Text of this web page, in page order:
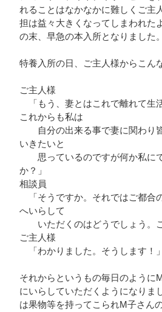
れることはなかなかに難しくご主
担は益々大きくなってしまわれた
の末、早急の本入所となりました。
特養入所の日、ご主人様からこん
ご主人様
「もう、妻とはこれで離れて生
これからも私は
自分の出来る事で妻に関わり
いきたいと
思っているのですが何か私に
か？」
相談員
「そうですか。それではご都合
へいらして
いただくのはどうでしょう。こ
ご主人様
「わかりました。そうします！」
それからというもの毎日のように
にいらしていただくようになりま
は果物等を持ってこられМ子さん